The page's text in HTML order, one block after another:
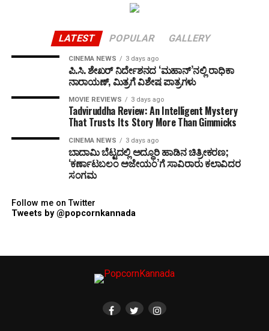
LATEST POPULAR GALLERY
CINEMA NEWS 3 days ago
ಪಿ.ಸಿ. ಶೇಖರ್ ನಿರ್ದೇಶನದ ‘ಮಹಾನ್’ನಲ್ಲಿ ರಾಧಿಕಾ
ನಾರಾಯಣ್, ಮಿತ್ರಗೆ ವಿಶೇಷ ಪಾತ್ರಗಳು
MOVIE REVIEWS 3 days ago
Tadviruddha Review: An Intelligent Mystery
That Trusts Its Story More Than Gimmicks
CINEMA NEWS 3 days ago
ಬಾದಾಮಿ ಬೆಟ್ಟದಲ್ಲಿ ಅದ್ಧೂರಿ ಹಾಡಿನ ಚಿತ್ರೀಕರಣ;
‘ಕರ್ಣಾಟಬಲಂ ಅಜೇಯಂ’ಗೆ ಸಾವಿರಾರು ಕಲಾವಿದರ
ಸಂಗಮ
Follow me on Twitter
Tweets by @popcornkannada